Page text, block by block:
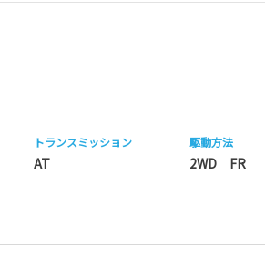
トランスミッション
AT
駆動方法
2WD FR